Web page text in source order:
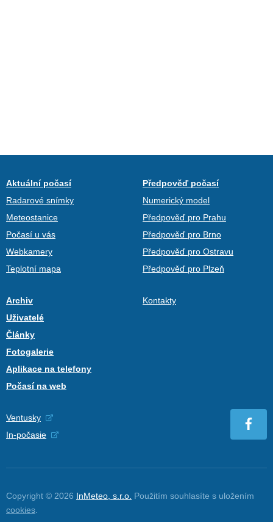
Aktuální počasí
Radarové snímky
Meteostanice
Počasí u vás
Webkamery
Teplotní mapa
Předpověď počasí
Numerický model
Předpověď pro Prahu
Předpověď pro Brno
Předpověď pro Ostravu
Předpověď pro Plzeň
Archiv
Uživatelé
Články
Fotogalerie
Aplikace na telefony
Počasí na web
Kontakty
Ventusky
In-počasie
Copyright © 2026 InMeteo, s.r.o. Použitím souhlasíte s uložením
cookies